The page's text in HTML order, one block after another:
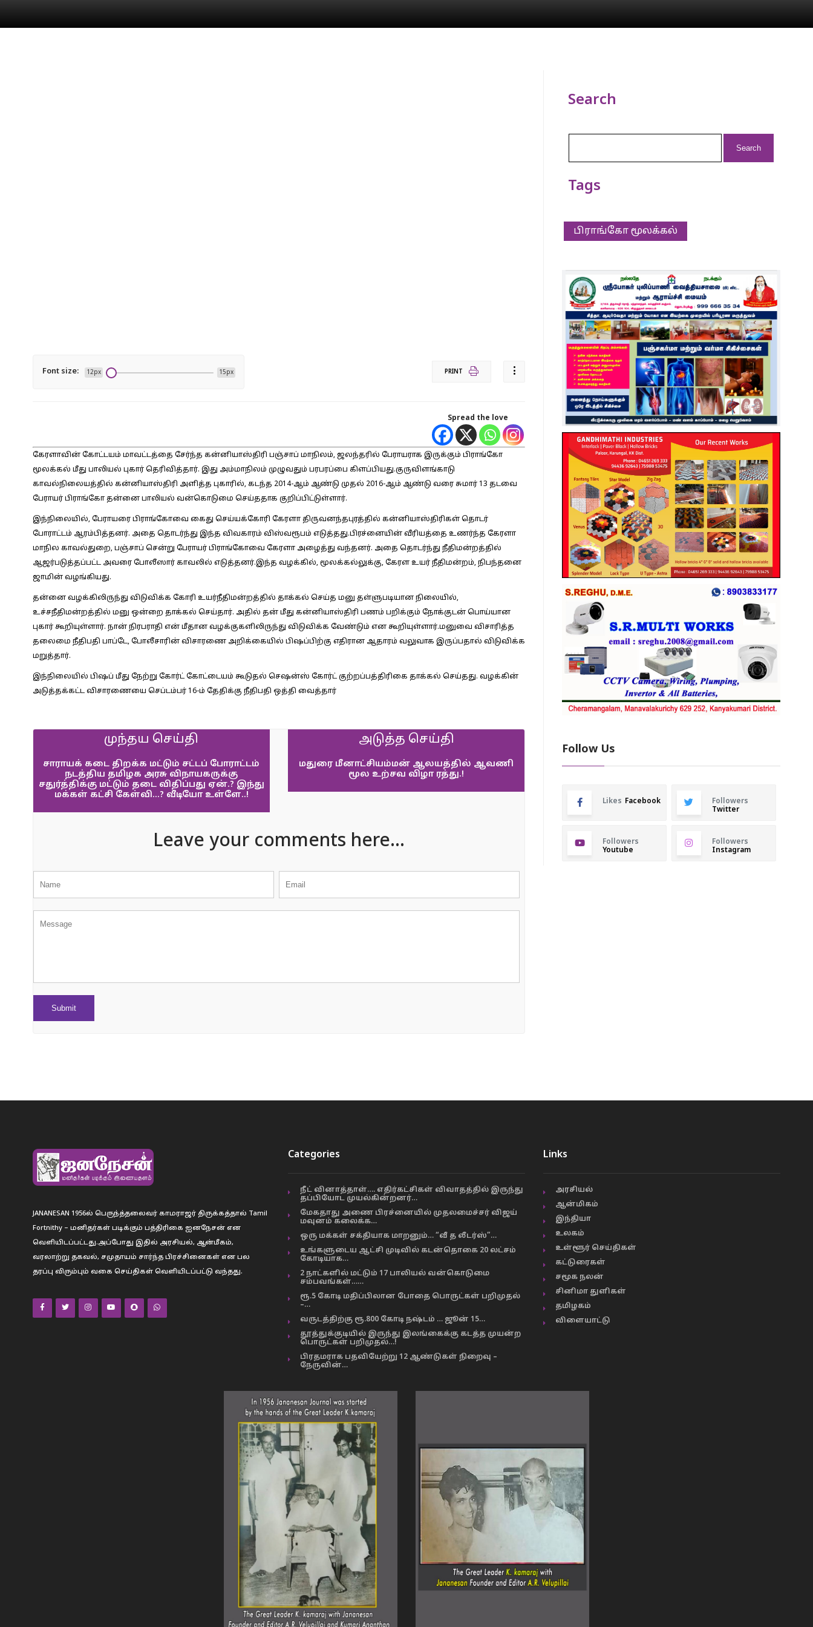
Font size: 12px 15px PRINT
Spread the love
கேரளாவின் கோட்டயம் மாவட்டத்தை சேர்ந்த கன்னியாஸ்திரி பஞ்சாப் மாநிலம், ஜலந்தரில் பேராயராக இருக்கும் பிராங்கோ
மூலக்கல் மீது பாலியல் புகார் தெரிவித்தார். இது அம்மாநிலம் முழுவதும் பரபரப்பை கிளப்பியது.குருவிளங்காடு
காவல்நிலையத்தில் கன்னியாஸ்திரி அளித்த புகாரில், கடந்த 2014-ஆம் ஆண்டு முதல் 2016-ஆம் ஆண்டு வரை சுமார் 13 தடவை
பேராயர் பிராங்கோ தன்னை பாலியல் வன்கொடுமை செய்ததாக குறிப்பிட்டுள்ளார்.
இந்நிலையில், பேராயரை பிராங்கோவை கைது செய்யக்கோரி கேரளா திருவனந்தபுரத்தில் கன்னியாஸ்திரிகள் தொடர்
போராட்டம் ஆரம்பித்தனர். அதை தொடர்ந்து இந்த விவகாரம் விஸ்வரூபம் எடுத்தது.பிரச்னையின் வீரியத்தை உணர்ந்த கேரளா
மாநில காவல்துறை, பஞ்சாப் சென்று பேராயர் பிராங்கோவை கேரளா அழைத்து வந்தனர். அதை தொடர்ந்து நீதிமன்றத்தில்
ஆஜர்படுத்தப்பட்ட அவரை போலீஸார் காவலில் எடுத்தனர்.இந்த வழக்கில், மூலக்கல்லுக்கு, கேரள உயர் நீதிமன்றம், நிபந்தனை
ஜாமின் வழங்கியது.
தன்னை வழக்கிலிருந்து விடுவிக்க கோரி உயர்நீதிமன்றத்தில் தாக்கல் செய்த மனு தள்ளுபடியான நிலையில்,
உச்சநீதிமன்றத்தில் மனு ஒன்றை தாக்கல் செய்தார். அதில் தன் மீது கன்னியாஸ்திரி பணம் பறிக்கும் நோக்குடன் பொய்யான
புகார் கூறியுள்ளார். நான் நிரபராதி என் மீதான வழக்குகளிலிருந்து விடுவிக்க வேண்டும் என கூறியுள்ளார்.மனுவை விசாரித்த
தலைமை நீதிபதி பாப்டே, போலீசாரின் விசாரணை அறிக்கையில் பிஷப்பிற்கு எதிரான ஆதாரம் வலுவாக இருப்பதால் விடுவிக்க
மறுத்தார்.
இந்நிலையில் பிஷப் மீது நேற்று கோர்ட் கோட்டையம் கூடுதல் செஷன்ஸ் கோர்ட் குற்றப்பத்திரிகை தாக்கல் செய்தது. வழக்கின்
அடுத்தக்கட்ட விசாரணையை செப்டம்பர் 16-ம் தேதிக்கு நீதிபதி ஒத்தி வைத்தார்
முந்தய செய்தி
சாராயக் கடை திறக்க மட்டும் சட்டப் போராட்டம்
நடத்திய தமிழக அரசு விநாயகருக்கு
சதுர்த்திக்கு மட்டும் தடை விதிப்பது ஏன்.? இந்து
மக்கள் கட்சி கேள்வி…? வீடியோ உள்ளே..!
அடுத்த செய்தி
மதுரை மீனாட்சியம்மன் ஆலயத்தில் ஆவணி
மூல உற்சவ விழா ரத்து.!
Leave your comments here...
Search
Tags
பிராங்கோ மூலக்கல்
Follow Us
Likes Facebook
Followers
Twitter
Followers
Youtube
Followers
Instagram
JANANESAN 1956ல் பெருந்த்தலைவர் காமராஜர் திருக்கத்தால் Tamil
Fortnithy – மனிதர்கள் படிக்கும் பத்திரிகை ஐனநேசன் என
வெளியிடப்பட்டது.அப்போது இதில் அரசியல், ஆன்மீகம்,
வரலாற்று தகவல், சமுதாயம் சார்ந்த பிரச்சினைகள் என பல
தரப்பு விரும்பும் வகை செய்திகள் வெளியிடப்பட்டு வந்தது.
Categories
நீட் வினாத்தாள்…. எதிர்கட்சிகள் விவாதத்தில் இருந்து
தப்பியோட முயல்கின்றனர்…
மேகதாது அணை பிரச்னையில் முதலமைச்சர் விஜய்
மவுனம் கலைக்க…
ஒரு மக்கள் சக்தியாக மாறனும்… “வீ த லீடர்ஸ்”…
உங்களுடைய ஆட்சி முடிவில் கடன்தொகை 20 லட்சம்
கோடியாக…
2 நாட்களில் மட்டும் 17 பாலியல் வன்கொடுமை
சம்பவங்கள்……
ரூ.5 கோடி மதிப்பிலான போதை பொருட்கள் பறிமுதல்
–…
வருடத்திற்கு ரூ.800 கோடி நஷ்டம் … ஜூன் 15…
தூத்துக்குடியில் இருந்து இலங்கைக்கு கடத்த முயன்ற
பொருட்கள் பறிமுதல்…!
பிரதமராக பதவியேற்று 12 ஆண்டுகள் நிறைவு –
நேருவின்…
Links
அரசியல்
ஆன்மிகம்
இந்தியா
உலகம்
உள்ளூர் செய்திகள்
கட்டுரைகள்
சமூக நலன்
சினிமா துளிகள்
தமிழகம்
விளையாட்டு